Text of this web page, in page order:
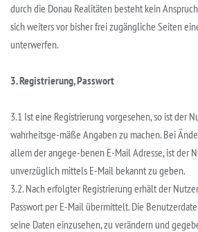
durch die Donau Realitäten besteht kein
sich weiters vor bisher frei zugängliche Seiten
unterwerfen.
3. Registrierung, Passwort
3.1 Ist eine Registrierung vorgesehen, so ist der
wahrheitsge-mäße Angaben zu machen. Bei
allem der angege-benen E-Mail Adresse, ist der
unverzüglich mittels E-Mail bekannt zu geben.
3.2. Nach erfolgter Registrierung erhält der
Passwort per E-Mail übermittelt. Die
seine Daten einzusehen, zu verändern und